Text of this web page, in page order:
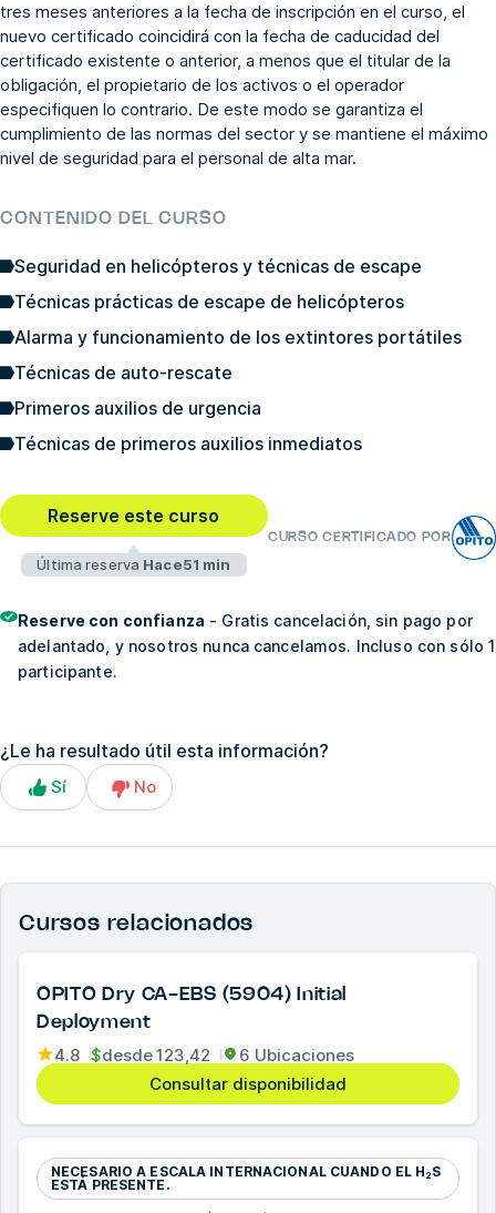
tres meses anteriores a la fecha de inscripción en el curso, el
nuevo certificado coincidirá con la fecha de caducidad del
certificado existente o anterior, a menos que el titular de la
obligación, el propietario de los activos o el operador
especifiquen lo contrario. De este modo se garantiza el
cumplimiento de las normas del sector y se mantiene el máximo
nivel de seguridad para el personal de alta mar.
CONTENIDO DEL CURSO
Seguridad en helicópteros y técnicas de escape
Técnicas prácticas de escape de helicópteros
Alarma y funcionamiento de los extintores portátiles
Técnicas de auto-rescate
Primeros auxilios de urgencia
Técnicas de primeros auxilios inmediatos
Reserve este curso
Última reserva Hace51 min
CURSO CERTIFICADO POR
Reserve con confianza - Gratis cancelación, sin pago por
adelantado, y nosotros nunca cancelamos. Incluso con sólo 1
participante.
¿Le ha resultado útil esta información?
Sí No
Cursos relacionados
OPITO Dry CA-EBS (5904) Initial
Deployment
4.8 $desde123,42
6 Ubicaciones
Consultar disponibilidad
NECESARIO A ESCALA INTERNACIONAL CUANDO EL H₂S
ESTÁ PRESENTE.